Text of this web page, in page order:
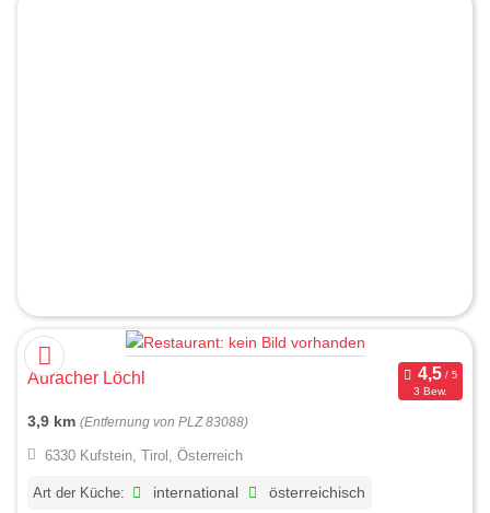
Auracher Löchl
3 Bew.
3,9 km (Entfernung von PLZ 83088)
6330 Kufstein, Tirol, Österreich
Art der Küche: international österreichisch